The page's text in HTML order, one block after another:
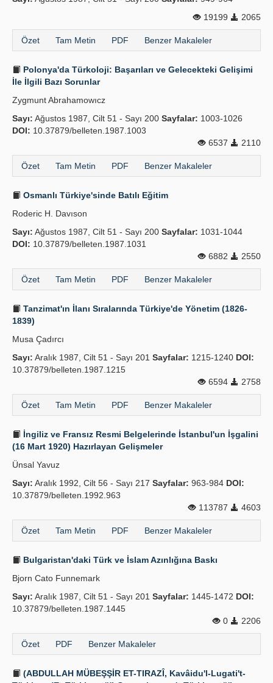
19199
2065
Özet Tam Metin PDF Benzer Makaleler
Polonya'da Türkoloji: Başarıları ve Gelecekteki Gelişimi
İle İlgili Bazı Sorunlar
Zygmunt Abrahamowıcz
Sayı: Ağustos 1987, Cilt 51 - Sayı 200 Sayfalar: 1003-1026
DOI: 10.37879/belleten.1987.1003
6537
2110
Özet Tam Metin PDF Benzer Makaleler
Osmanlı Türkiye'sinde Batılı Eğitim
Roderic H. Davıson
Sayı: Ağustos 1987, Cilt 51 - Sayı 200 Sayfalar: 1031-1044
DOI: 10.37879/belleten.1987.1031
6882
2550
Özet Tam Metin PDF Benzer Makaleler
Tanzimat'ın İlanı Sıralarında Türkiye'de Yönetim (1826-
1839)
Musa Çadırcı
Sayı: Aralık 1987, Cilt 51 - Sayı 201 Sayfalar: 1215-1240 DOI:
10.37879/belleten.1987.1215
6594
2758
Özet Tam Metin PDF Benzer Makaleler
İngiliz ve Fransız Resmi Belgelerinde İstanbul'un İşgalini
(16 Mart 1920) Hazırlayan Gelişmeler
Ünsal Yavuz
Sayı: Aralık 1992, Cilt 56 - Sayı 217 Sayfalar: 963-984 DOI:
10.37879/belleten.1992.963
113787
4603
Özet Tam Metin PDF Benzer Makaleler
Bulgaristan'daki Türk ve İslam Azınlığına Baskı
Bjorn Cato Funnemark
Sayı: Aralık 1987, Cilt 51 - Sayı 201 Sayfalar: 1445-1472 DOI:
10.37879/belleten.1987.1445
0
2206
Özet PDF Benzer Makaleler
(ABDULLAH MÜBEŞŞİR ET-TIRAZÎ, Kavâidu'l-Lugati't-